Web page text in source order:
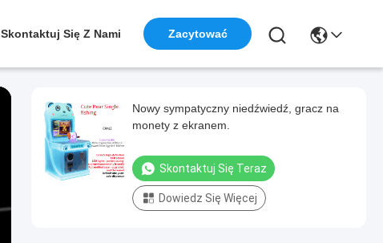
Skontaktuj Się Z Nami Zacytować
Nowy sympatyczny niedźwiedź, gracz na
monety z ekranem.
Skontaktuj Się Teraz
Dowiedz Się Więcej